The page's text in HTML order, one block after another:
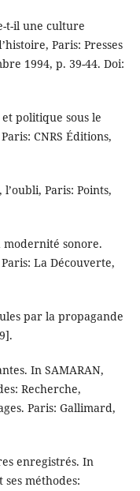
t-il une culture
Paris: Presses
1994, p. 39-44. Doi:
politique sous le
CNRS Éditions,
Paris: Points,
modernité sonore.
La Découverte,
par la propagande
In SAMARAN,
Recherche,
Paris: Gallimard,
enregistrés. In
ses méthodes: